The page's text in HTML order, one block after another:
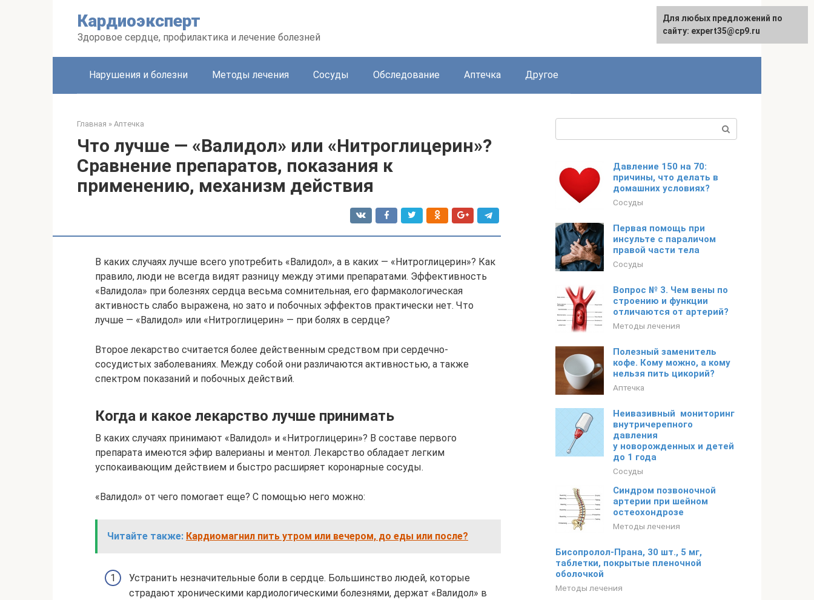
Кардиоэксперт
Здоровое сердце, профилактика и лечение болезней
Нарушения и болезни Методы лечения Сосуды Обследование Аптечка Другое
Главная » Аптечка
Что лучше — «Валидол» или «Нитроглицерин»?
Сравнение препаратов, показания к
применению, механизм действия
В каких случаях лучше всего употребить «Валидол», а в каких — «Нитроглицерин»? Как
правило, люди не всегда видят разницу между этими препаратами. Эффективность
«Валидола» при болезнях сердца весьма сомнительная, его фармакологическая
активность слабо выражена, но зато и побочных эффектов практически нет. Что
лучше — «Валидол» или «Нитроглицерин» — при болях в сердце?
Второе лекарство считается более действенным средством при сердечно-
сосудистых заболеваниях. Между собой они различаются активностью, а также
спектром показаний и побочных действий.
Когда и какое лекарство лучше принимать
В каких случаях принимают «Валидол» и «Нитроглицерин»? В составе первого
препарата имеются эфир валерианы и ментол. Лекарство обладает легким
успокаивающим действием и быстро расширяет коронарные сосуды.
«Валидол» от чего помогает еще? С помощью него можно:
Читайте также: Кардиомагнил пить утром или вечером, до еды или после?
Устранить незначительные боли в сердце. Большинство людей, которые
страдают хроническими кардиологическими болезнями, держат «Валидол» в
Давление 150 на 70:
причины, что делать в
домашних условиях?
Сосуды
Первая помощь при
инсульте с параличом
правой части тела
Сосуды
Вопрос № 3. Чем вены по
строению и функции
отличаются от артерий?
Методы лечения
Полезный заменитель
кофе. Кому можно, а кому
нельзя пить цикорий?
Аптечка
Неивазивный мониторинг
внутричерепного
давления
у новорожденных и детей
до 1 года
Сосуды
Синдром позвоночной
артерии при шейном
остеохондрозе
Методы лечения
Бисопролол-Прана, 30 шт., 5 мг,
таблетки, покрытые пленочной
оболочкой
Методы лечения
Для любых предложений по
сайту: expert35@cp9.ru